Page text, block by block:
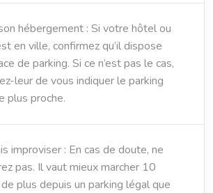
hébergement : Si votre hôtel ou
en ville, confirmez qu’il dispose
de parking. Si ce n’est pas le cas,
leur de vous indiquer le parking
plus proche.
improviser : En cas de doute, ne
pas. Il vaut mieux marcher 10
plus depuis un parking légal que